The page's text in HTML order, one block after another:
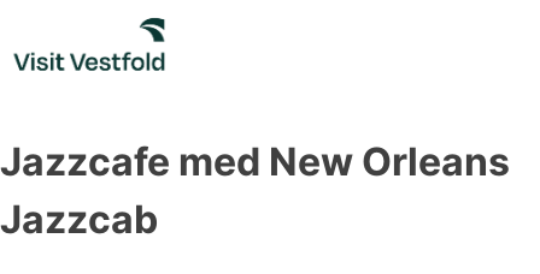
content
Jazzcafe med New Orleans
Jazzcab